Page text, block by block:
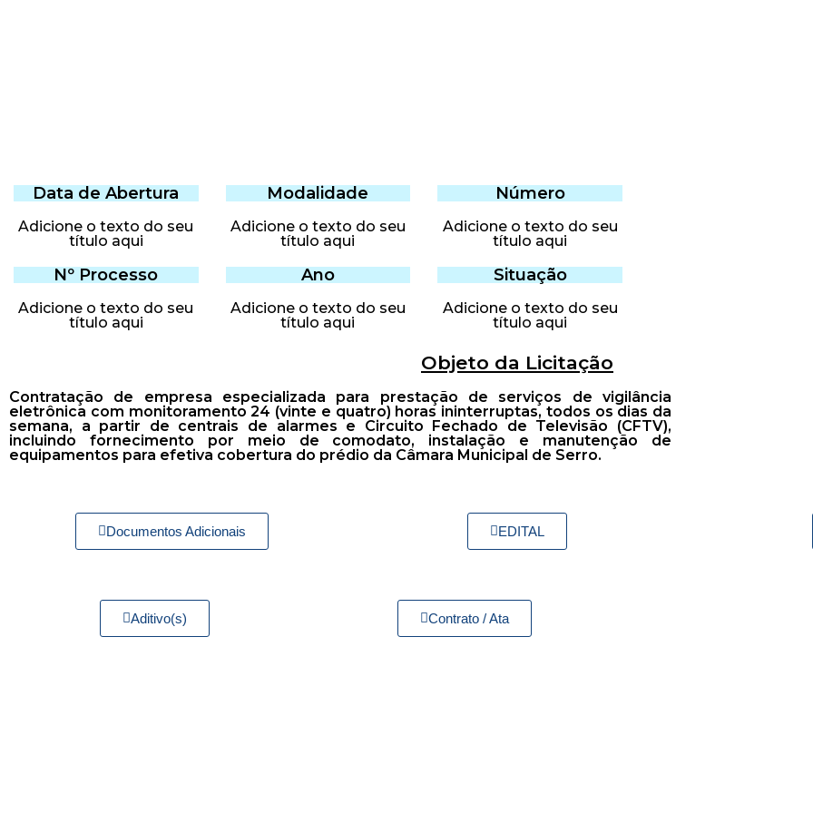
Data de Abertura
Adicione o texto do seu
título aqui
Nº Processo
Adicione o texto do seu
título aqui
Modalidade
Adicione o texto do seu
título aqui
Ano
Adicione o texto do seu
título aqui
Número
Adicione o texto do seu
título aqui
Situação
Adicione o texto do seu
título aqui
Objeto da Licitação
Contratação de empresa especializada para prestação de serviços de vigilância
eletrônica com monitoramento 24 (vinte e quatro) horas ininterruptas, todos os dias da
semana, a partir de centrais de alarmes e Circuito Fechado de Televisão (CFTV),
incluindo fornecimento por meio de comodato, instalação e manutenção de
equipamentos para efetiva cobertura do prédio da Câmara Municipal de Serro.
Documentos Adicionais EDITAL
Aditivo(s) Contrato / Ata